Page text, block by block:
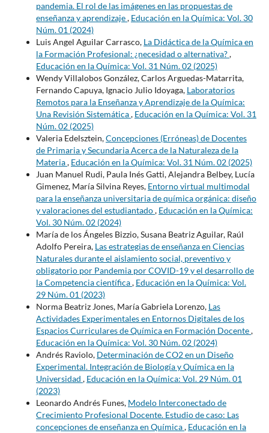
pandemia. El rol de las imágenes en las propuestas de
enseñanza y aprendizaje, Educación en la Química: Vol. 30
Núm. 01 (2024)
Luis Angel Aguilar Carrasco, La Didáctica de la Química en
la Formación Profesional: ¿necesidad o alternativa?,
Educación en la Química: Vol. 31 Núm. 02 (2025)
Wendy Villalobos González, Carlos Arguedas-Matarrita,
Fernando Capuya, Ignacio Julio Idoyaga, Laboratorios
Remotos para la Enseñanza y Aprendizaje de la Química:
Una Revisión Sistemática, Educación en la Química: Vol. 31
Núm. 02 (2025)
Valeria Edelsztein,Concepciones (Erróneas) de Docentes
de Primaria y Secundaria Acerca de la Naturaleza de la
Materia, Educación en la Química: Vol. 31 Núm. 02 (2025)
Juan Manuel Rudi, Paula Inés Gatti, Alejandra Belbey, Lucía
Gimenez, María Silvina Reyes, Entorno virtual multimodal
para la enseñanza universitaria de química orgánica: diseño
y valoraciones del estudiantado, Educación en la Química:
Vol. 30 Núm. 02 (2024)
María de los Ángeles Bizzio, Susana Beatriz Aguilar, Raúl
Adolfo Pereira, Las estrategias de enseñanza en Ciencias
Naturales durante el aislamiento social, preventivo y
obligatorio por Pandemia por COVID-19 y el desarrollo de
la Competencia científica, Educación en la Química: Vol.
29 Núm. 01 (2023)
Norma Beatriz Jones, María Gabriela Lorenzo, Las
Actividades Experimentales en Entornos Digitales de los
Espacios Curriculares de Química en Formación Docente,
Educación en la Química: Vol. 30 Núm. 02 (2024)
Andrés Raviolo, Determinación de CO2 en un Diseño
Experimental. Integración de Biología y Química en la
Universidad , Educación en la Química: Vol. 29 Núm. 01
(2023)
Leonardo Andrés Funes, Modelo Interconectado de
Crecimiento Profesional Docente. Estudio de caso: Las
concepciones de enseñanza en Química, Educación en la